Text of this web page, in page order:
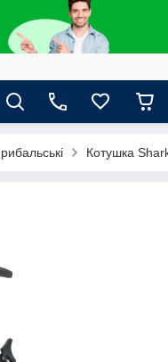
Котушка